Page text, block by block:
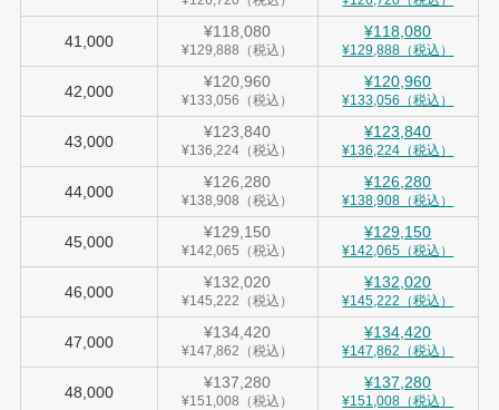
41,000
¥118,080
¥129,888（税込）
¥118,080
¥129,888（税込）
42,000
¥120,960
¥133,056（税込）
¥120,960
¥133,056（税込）
43,000
¥123,840
¥136,224（税込）
¥123,840
¥136,224（税込）
44,000
¥126,280
¥138,908（税込）
¥126,280
¥138,908（税込）
45,000
¥129,150
¥142,065（税込）
¥129,150
¥142,065（税込）
46,000
¥132,020
¥145,222（税込）
¥132,020
¥145,222（税込）
47,000
¥134,420
¥147,862（税込）
¥134,420
¥147,862（税込）
48,000
¥137,280
¥151,008（税込）
¥137,280
¥151,008（税込）